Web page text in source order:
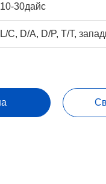
10-30дайс
L/C, D/A, D/P, T/T,